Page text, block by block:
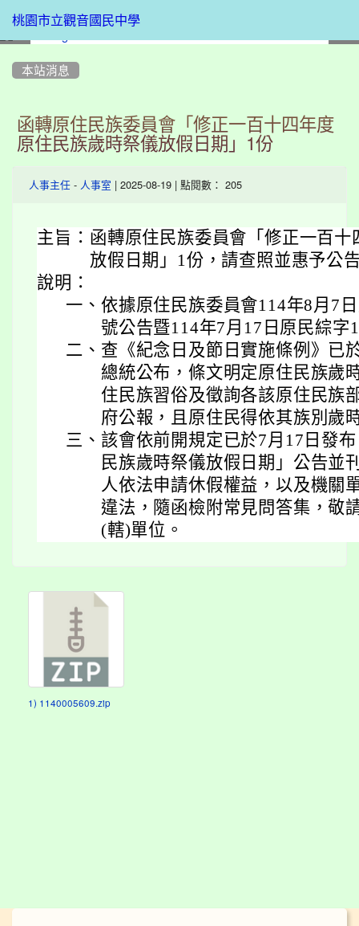
桃園市立觀音國民中學
本站消息
函轉原住民族委員會「修正一百十四年度
原住民族歲時祭儀放假日期」1份
人事主任 - 人事室 | 2025-08-19 | 點閱數： 205
主旨： 函轉原住民族委員會「修正一百
放假日期」1份，請查照並惠予公
說明：
一、 依據原住民族委員會114年8月7
號公告暨114年7月17日原民綜字
二、 查《紀念日及節日實施條例》已
總統公布，條文明定原住民族歲
住民族習俗及徵詢各該原住民族
府公報，且原住民得依其族別歲
三、 該會依前開規定已於7月17日發
民族歲時祭儀放假日期」公告並
人依法申請休假權益，以及機關
違法，隨函檢附常見問答集，敬
(轄)單位。
1) 1140005609.zip